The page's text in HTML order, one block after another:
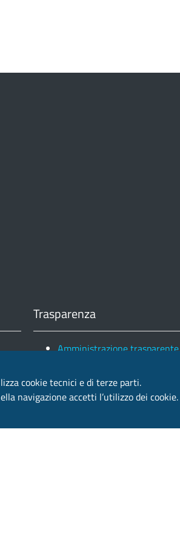
Trasparenza
Amministrazione trasparente
Privacy e Cookies
cookie tecnici e di terze parti.
navigazione accetti l’utilizzo dei cookie.